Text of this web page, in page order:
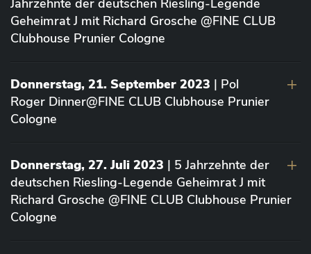
Jahrzehnte der deutschen Riesling-Legende
Geheimrat J mit Richard Grosche @FINE CLUB
Clubhouse Prunier Cologne
Donnerstag, 21. September 2023 | Pol
Roger Dinner@FINE CLUB Clubhouse Prunier
Cologne
Donnerstag, 27. Juli 2023 | 5 Jahrzehnte der
deutschen Riesling-Legende Geheimrat J mit
Richard Grosche @FINE CLUB Clubhouse Prunier
Cologne